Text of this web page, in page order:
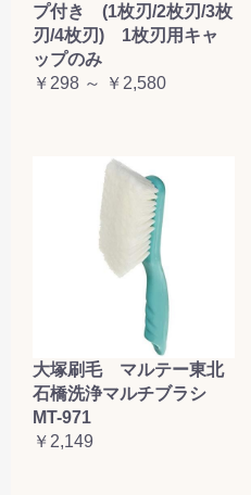
プ付き (1枚刃/2枚刃/3枚
刃/4枚刃) 1枚刃用キャ
ップのみ
￥298 ～ ￥2,580
大塚刷毛 マルテー東北
石橋洗浄マルチブラシ
MT-971
￥2,149